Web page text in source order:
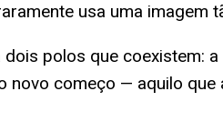
usa uma imagem
polos que coexistem:
começo — aquilo